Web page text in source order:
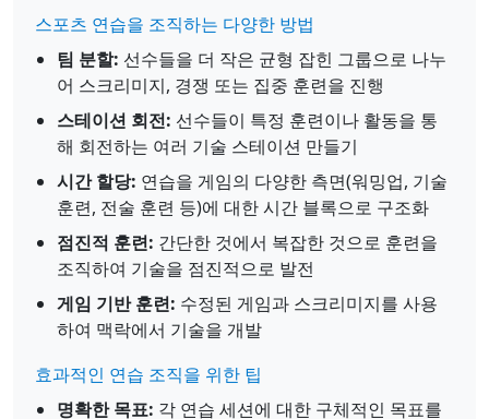
스포츠 연습을 조직하는 다양한 방법
팀 분할: 선수들을 더 작은 균형 잡힌 그룹으로 나누
어 스크리미지, 경쟁 또는 집중 훈련을 진행
스테이션 회전: 선수들이 특정 훈련이나 활동을 통
해 회전하는 여러 기술 스테이션 만들기
시간 할당: 연습을 게임의 다양한 측면(워밍업, 기술
훈련, 전술 훈련 등)에 대한 시간 블록으로 구조화
점진적 훈련: 간단한 것에서 복잡한 것으로 훈련을
조직하여 기술을 점진적으로 발전
게임 기반 훈련: 수정된 게임과 스크리미지를 사용
하여 맥락에서 기술을 개발
효과적인 연습 조직을 위한 팁
명확한 목표: 각 연습 세션에 대한 구체적인 목표를